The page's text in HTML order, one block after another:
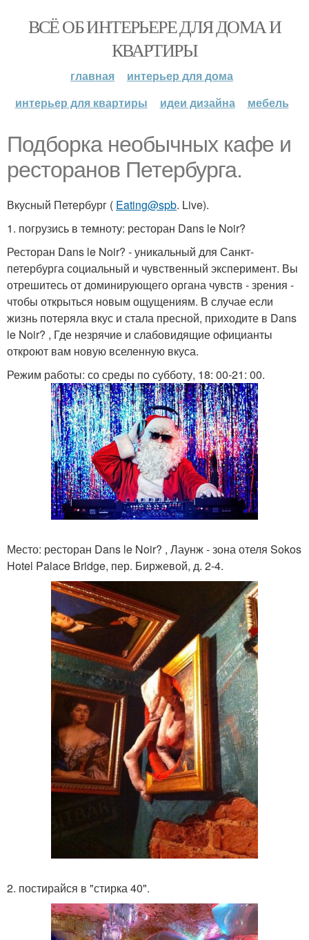
ВСЁ ОБ ИНТЕРЬЕРЕ ДЛЯ ДОМА И
КВАРТИРЫ
главная
интерьер для дома
интерьер для квартиры
идеи дизайна мебель
Подборка необычных кафе и
ресторанов Петербурга.
Вкусный Петербург ( Eating@spb. Live).
1. погрузись в темноту: ресторан Dans le Noir?
Ресторан Dans le Noir? - уникальный для Санкт-
петербурга социальный и чувственный эксперимент. Вы
отрешитесь от доминирующего органа чувств - зрения -
чтобы открыться новым ощущениям. В случае если
жизнь потеряла вкус и стала пресной, приходите в Dans
le Noir? , Где незрячие и слабовидящие официанты
откроют вам новую вселенную вкуса.
Режим работы: со среды по субботу, 18: 00-21: 00.
Место: ресторан Dans le Noir? , Лаунж - зона отеля Sokos
Hotel Palace Bridge, пер. Биржевой, д. 2-4.
2. постирайся в "стирка 40".